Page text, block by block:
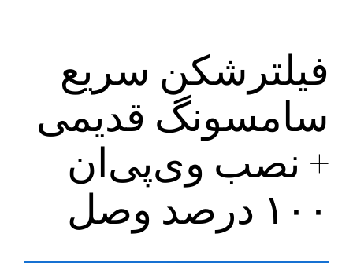
فیلترشکن سریع
سامسونگ قدیمی
+ نصب وی‌پی‌ان
۱۰۰ درصد وصل